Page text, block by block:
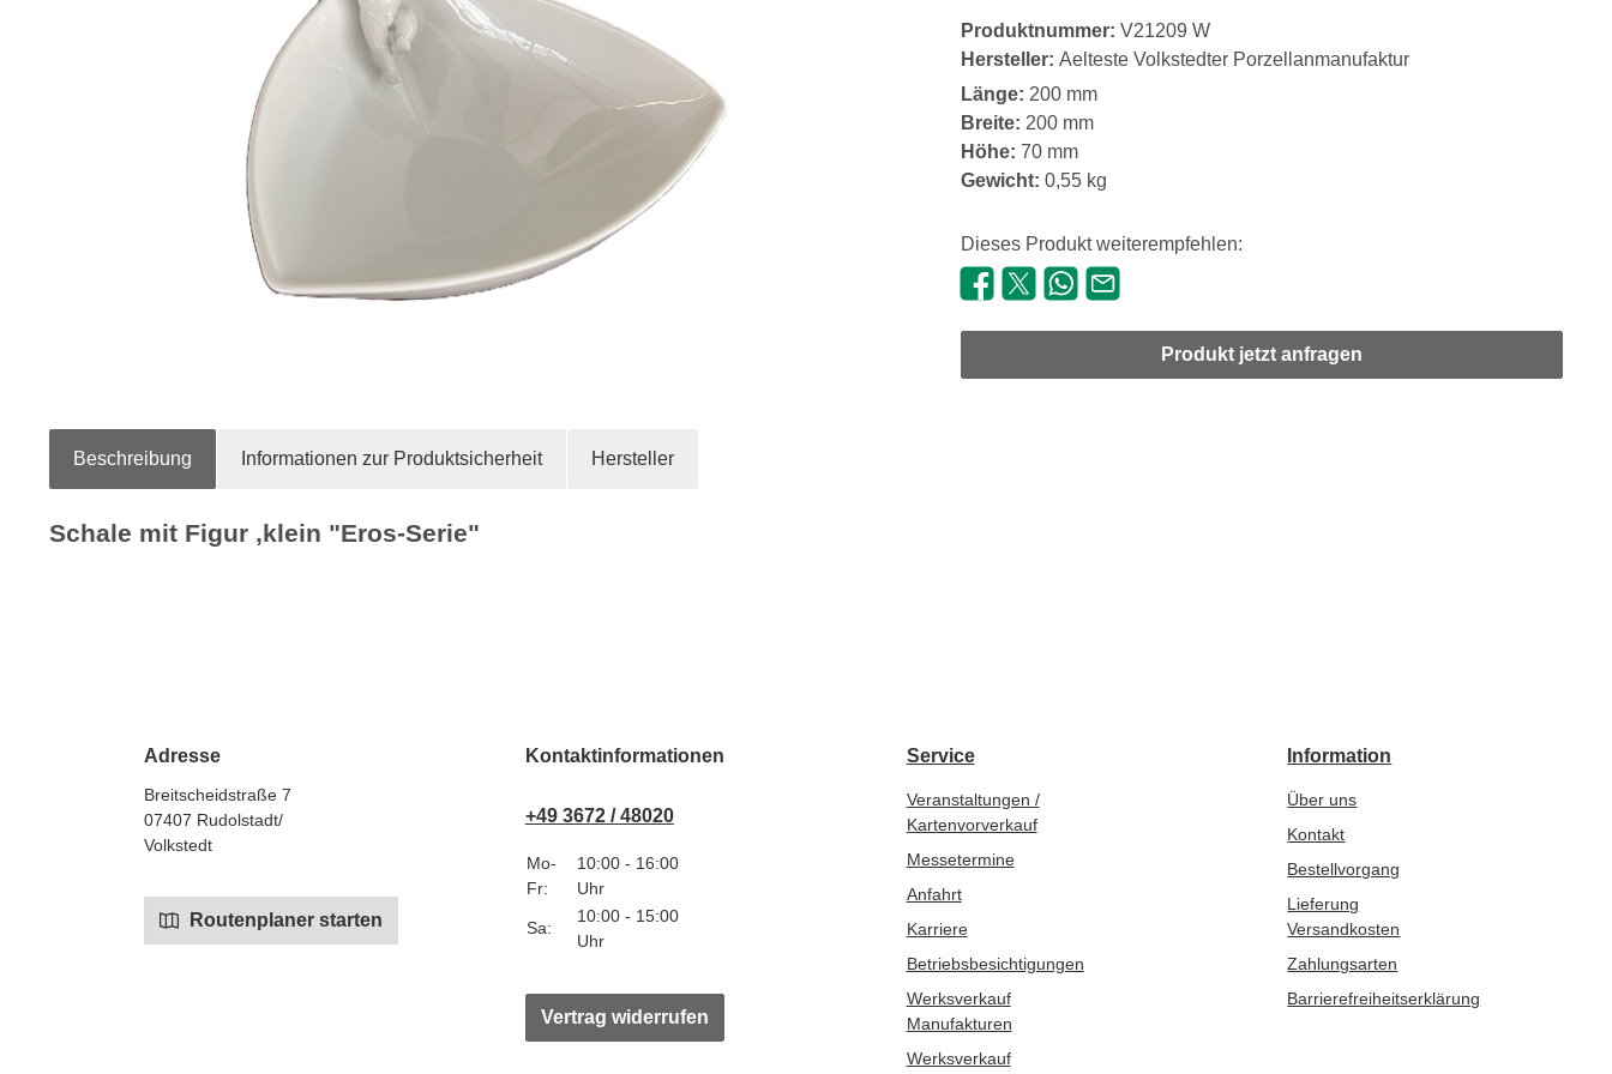
Produktnummer: V21209 W
Hersteller: Aelteste Volkstedter Porzellanmanufaktur
Länge: 200 mm
Breite: 200 mm
Höhe: 70 mm
Gewicht: 0,55 kg
Dieses Produkt weiterempfehlen:
Produkt jetzt anfragen
Beschreibung Informationen zur Produktsicherheit Hersteller
Schale mit Figur ,klein "Eros-Serie"
Adresse
Breitscheidstraße 7
07407 Rudolstadt/
Volkstedt
Routenplaner starten
Kontaktinformationen
+49 3672 / 48020
Mo-
Fr:
10:00 - 16:00
Uhr
Sa:
10:00 - 15:00
Uhr
Vertrag widerrufen
Service
Veranstaltungen /
Kartenvorverkauf
Messetermine
Anfahrt
Karriere
Betriebsbesichtigungen
Werksverkauf
Manufakturen
Werksverkauf
Information
Über uns
Kontakt
Bestellvorgang
Lieferung
Versandkosten
Zahlungsarten
Barrierefreiheitserklärung